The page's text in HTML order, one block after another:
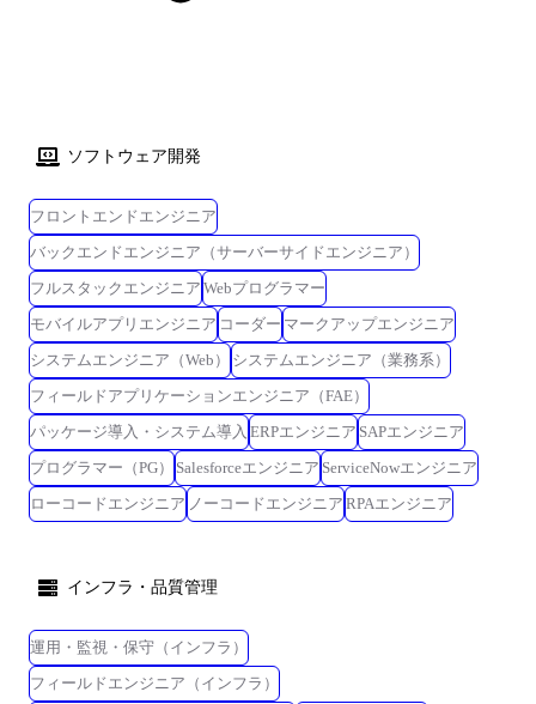
ソフトウェア開発
フロントエンドエンジニア
バックエンドエンジニア（サーバーサイドエンジニア）
フルスタックエンジニア Webプログラマー
モバイルアプリエンジニア コーダー マークアップエンジニア
システムエンジニア（Web）
システムエンジニア（業務系）
フィールドアプリケーションエンジニア（FAE）
パッケージ導入・システム導入 ERPエンジニア SAPエンジニア
プログラマー（PG）
Salesforceエンジニア ServiceNowエンジニア
ローコードエンジニア ノーコードエンジニア RPAエンジニア
インフラ・品質管理
運用・監視・保守（インフラ）
フィールドエンジニア（インフラ）